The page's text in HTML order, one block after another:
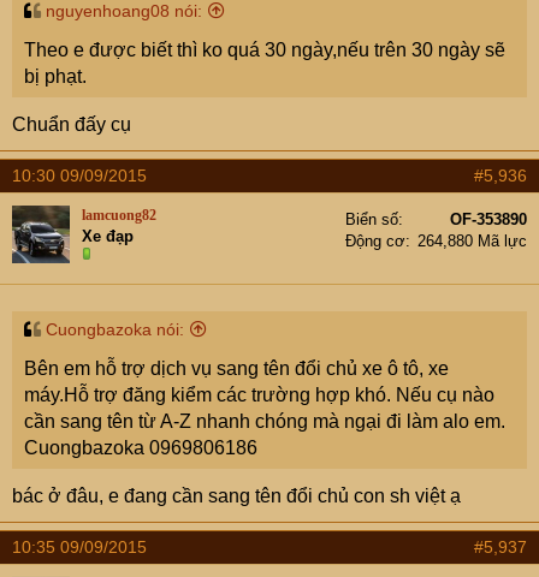
nguyenhoang08 nói:
Theo e được biết thì ko quá 30 ngày,nếu trên 30 ngày sẽ
bị phạt.
Chuẩn đấy cụ
10:30 09/09/2015 #5,936
lamcuong82
Xe đạp
Biển số
OF-353890
Động cơ
264,880 Mã lực
Cuongbazoka nói:
Bên em hỗ trợ dịch vụ sang tên đổi chủ xe ô tô, xe
máy.Hỗ trợ đăng kiểm các trường hợp khó. Nếu cụ nào
cần sang tên từ A-Z nhanh chóng mà ngại đi làm alo em.
Cuongbazoka 0969806186
bác ở đâu, e đang cần sang tên đổi chủ con sh việt ạ
10:35 09/09/2015 #5,937